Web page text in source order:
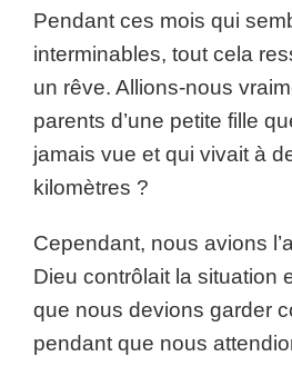
Pendant ces mois qui
interminables, tout cela
un rêve. Allions-nous
parents d’une petite fille
jamais vue et qui vivait à
kilomètres ?
Cependant, nous avions
Dieu contrôlait la situation
que nous devions garder
pendant que nous